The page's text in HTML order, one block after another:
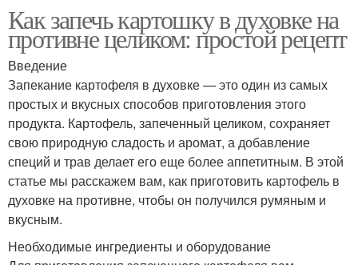
Как запечь картошку в духовке на
противне целиком: простой рецепт
Введение
Запекание картофеля в духовке — это один из самых
простых и вкусных способов приготовления этого
продукта. Картофель, запеченный целиком, сохраняет
свою природную сладость и аромат, а добавление
специй и трав делает его еще более аппетитным. В этой
статье мы расскажем вам, как приготовить картофель в
духовке на противне, чтобы он получился румяным и
вкусным.
Необходимые ингредиенты и оборудование